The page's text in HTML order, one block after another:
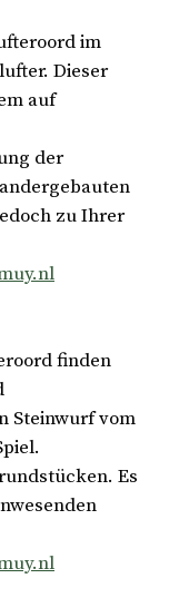
im
Dieser
auf
der
zu Ihrer
finden
Steinwurf vom
Es